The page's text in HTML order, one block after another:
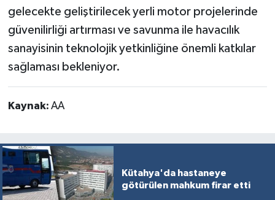
gelecekte geliştirilecek yerli motor projelerinde
güvenilirliği artırması ve savunma ile havacılık
sanayisinin teknolojik yetkinliğine önemli katkılar
sağlaması bekleniyor.
Kaynak: AA
Kütahya'da hastaneye
götürülen mahkum firar etti